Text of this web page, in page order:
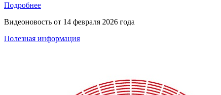
Подробнее
Видеоновость от 14 февраля 2026 года
Полезная информация